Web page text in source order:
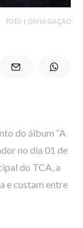
FOTO | DIVULGAÇÃO
do álbum “A
no dia 01 de
do TCA, a
e custam entre